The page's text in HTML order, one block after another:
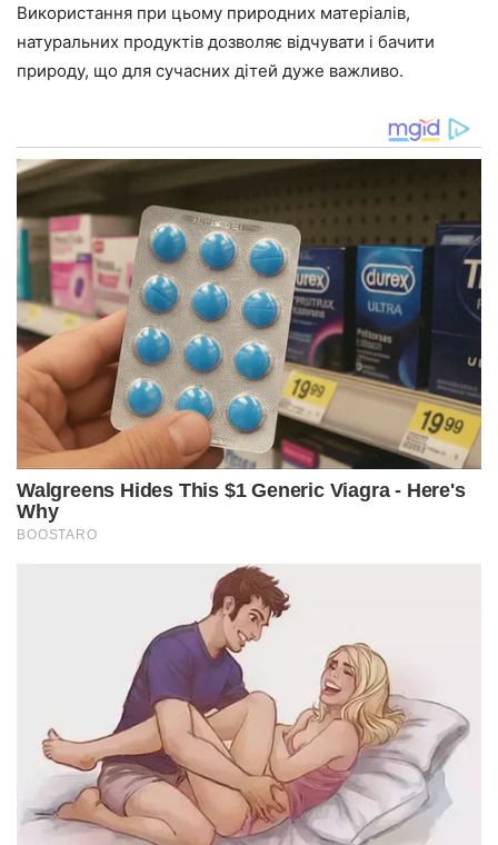
Використання при цьому природних матеріалів,
натуральних продуктів дозволяє відчувати і бачити
природу, що для сучасних дітей дуже важливо.